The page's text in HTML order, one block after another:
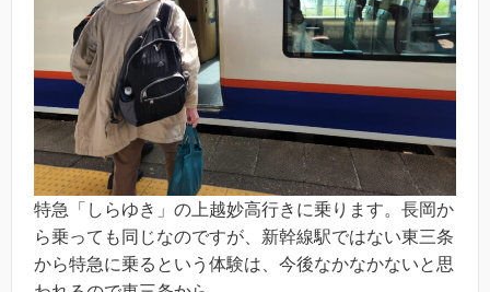
特急「しらゆき」の上越妙高行きに乗ります。長岡か
ら乗っても同じなのですが、新幹線駅ではない東三条
から特急に乗るという体験は、今後なかなかないと思